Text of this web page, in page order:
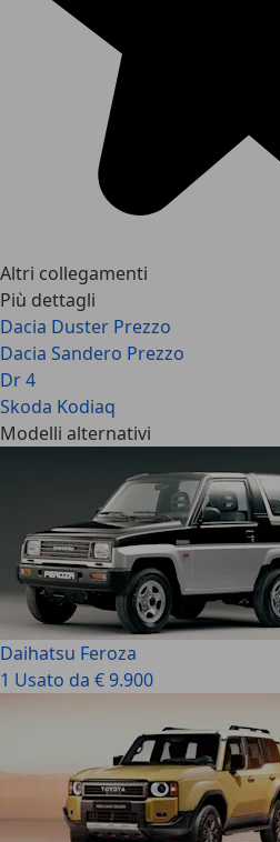
Altri collegamenti
Più dettagli
Dacia Duster Prezzo
Dacia Sandero Prezzo
Dr 4
Skoda Kodiaq
Modelli alternativi
Daihatsu Feroza
1 Usato da € 9.900